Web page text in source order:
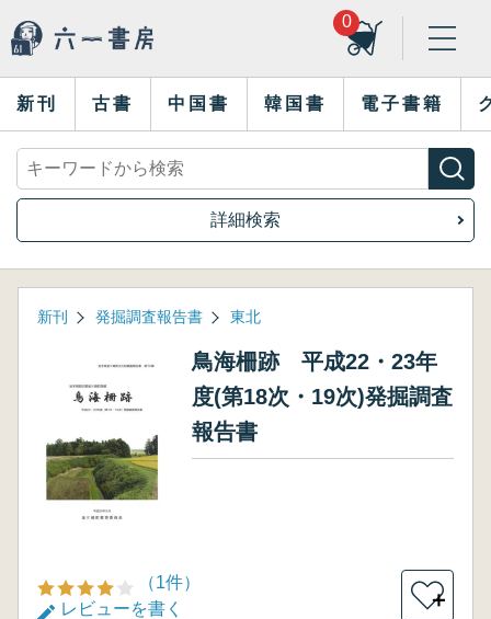
0
新刊 古書 中国書 韓国書 電子書籍
詳細検索
新刊 発掘調査報告書 東北
鳥海柵跡 平成22・23年
度(第18次・19次)発掘調査
報告書
（1件）
レビューを書く
＋